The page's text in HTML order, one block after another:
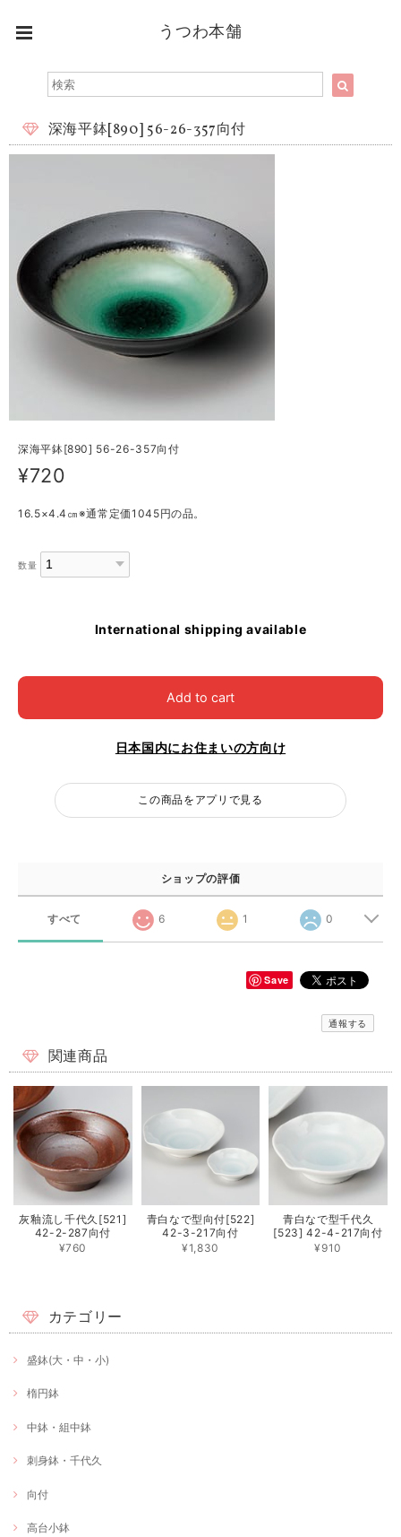
うつわ本舗
深海平鉢[890] 56-26-357向付
深海平鉢[890] 56-26-357向付
¥720
16.5×4.4㎝※通常定価1045円の品。
数量
International shipping available
Add to cart
日本国内にお住まいの方向け
この商品をアプリで見る
ショップの評価
すべて 6 1 0
Save
通報する
関連商品
灰釉流し千代久[521]
42-2-287向付
¥760
青白なで型向付[522]
42-3-217向付
¥1,830
青白なで型千代久
[523] 42-4-217向付
¥910
カテゴリー
盛鉢(大・中・小)
楕円鉢
中鉢・組中鉢
刺身鉢・千代久
向付
高台小鉢